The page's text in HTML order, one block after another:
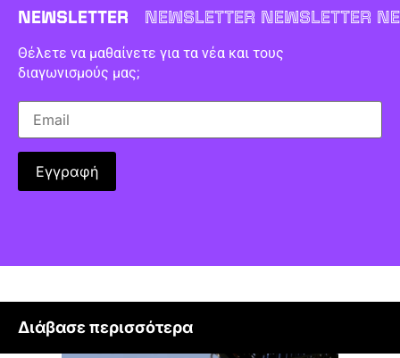
NEWSLETTER NEWSLETTER NEWSLETTER
Θέλετε να μαθαίνετε για τα νέα και τους
διαγωνισμούς μας;
Διάβασε περισσότερα